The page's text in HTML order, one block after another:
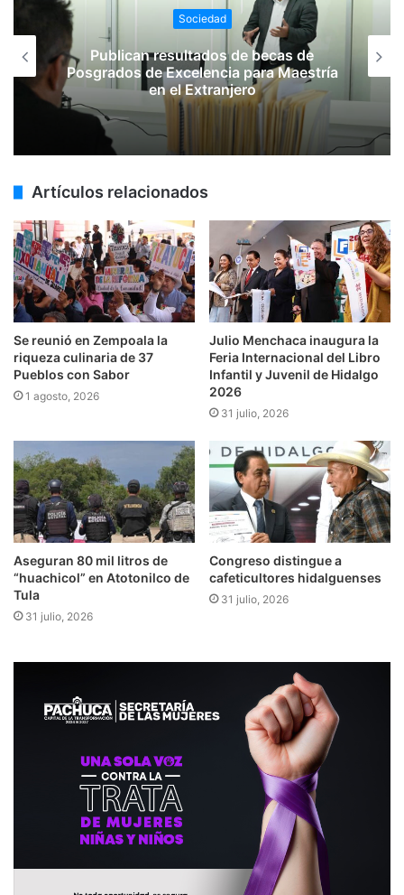
Sociedad
Publican resultados de becas de
Posgrados de Excelencia para Maestría
en el Extranjero
Artículos relacionados
Se reunió en Zempoala la
riqueza culinaria de 37
Pueblos con Sabor
1 agosto, 2026
Julio Menchaca inaugura la
Feria Internacional del Libro
Infantil y Juvenil de Hidalgo
2026
31 julio, 2026
Aseguran 80 mil litros de
“huachicol” en Atotonilco de
Tula
31 julio, 2026
Congreso distingue a
cafeticultores hidalguenses
31 julio, 2026